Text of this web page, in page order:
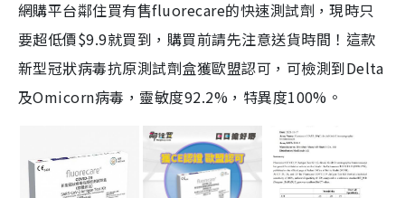
網購平台鄰住買有售fluorecare的快速測試劑，現時只
要超低價$9.9就買到，購買前請先注意送貨時間！這款
新型冠狀病毒抗原測試劑盒獲歐盟認可，可檢測到Delta
及Omicorn病毒，靈敏度92.2%，特異度100%。